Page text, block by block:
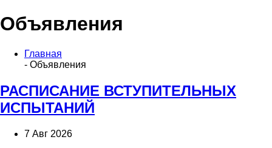
Объявления
Главная
- Объявления
РАСПИСАНИЕ ВСТУПИТЕЛЬНЫХ
ИСПЫТАНИЙ
7 Авг 2026